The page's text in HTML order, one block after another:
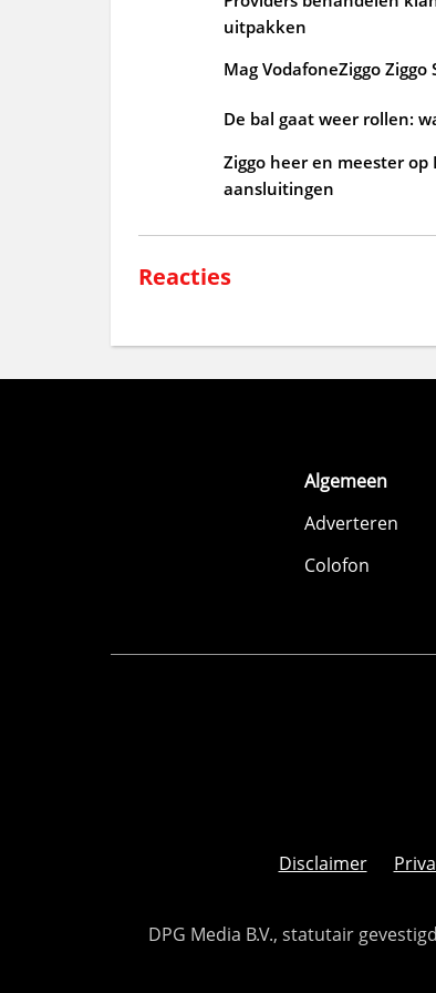
uitpakken
Mag VodafoneZiggo
De bal gaat weer rollen:
Ziggo heer en meester op
aansluitingen
Reacties
Algemeen
Adverteren
Colofon
Disclaimer
DPG Media B.V., statutair